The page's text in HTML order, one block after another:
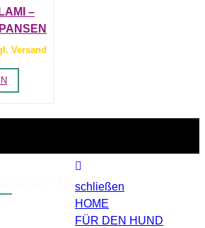
–
Versand
schließen
HOME
FÜR DEN HUND